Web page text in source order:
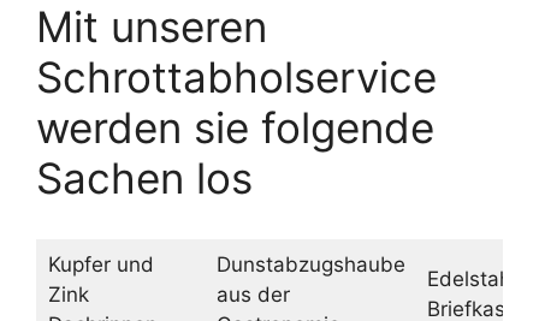
Mit unseren
Schrottabholservice
werden sie folgende
Sachen los
Kupfer und
Zink
Dunstabzugshaube
aus der
Edelstahl
Briefkasten